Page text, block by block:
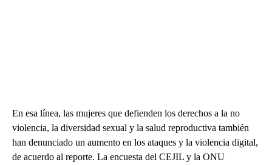
En esa línea, las mujeres que defienden los derechos a la no
violencia, la diversidad sexual y la salud reproductiva también
han denunciado un aumento en los ataques y la violencia digital,
de acuerdo al reporte. La encuesta del CEJIL y la ONU